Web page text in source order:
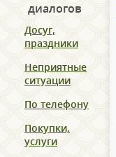
диалогов
Досуг,
праздники
Неприятные
ситуации
По телефону
Покупки,
услуги